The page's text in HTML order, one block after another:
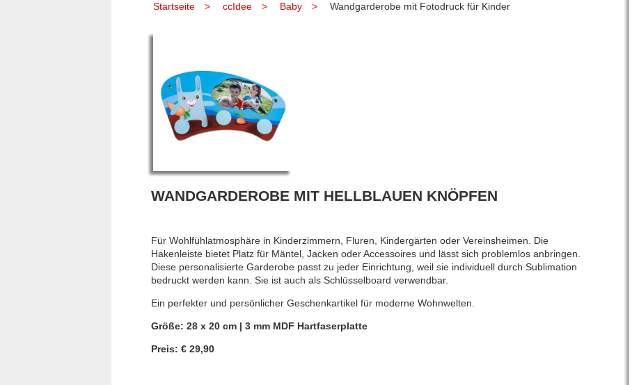
Startseite ccIdee Baby Wandgarderobe mit Fotodruck für Kinder
WANDGARDEROBE MIT HELLBLAUEN KNÖPFEN
Für Wohlfühlatmosphäre in Kinderzimmern, Fluren, Kindergärten oder Vereinsheimen. Die
Hakenleiste bietet Platz für Mäntel, Jacken oder Accessoires und lässt sich problemlos anbringen.
Diese personalisierte Garderobe passt zu jeder Einrichtung, weil sie individuell durch Sublimation
bedruckt werden kann. Sie ist auch als Schlüsselboard verwendbar.
Ein perfekter und persönlicher Geschenkartikel für moderne Wohnwelten.
Größe: 28 x 20 cm | 3 mm MDF Hartfaserplatte
Preis: € 29,90